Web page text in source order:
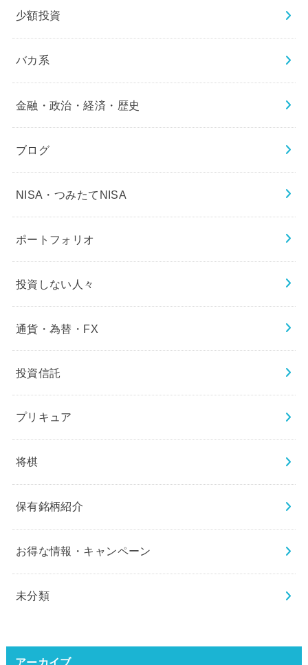
少額投資
バカ系
金融・政治・経済・歴史
ブログ
NISA・つみたてNISA
ポートフォリオ
投資しない人々
通貨・為替・FX
投資信託
プリキュア
将棋
保有銘柄紹介
お得な情報・キャンペーン
未分類
アーカイブ